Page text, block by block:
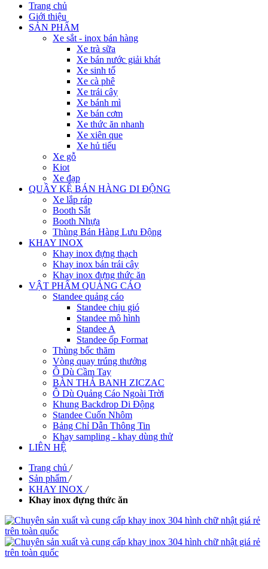
Trang chủ
Giới thiệu
SẢN PHẨM
Xe sắt - inox bán hàng
Xe trà sữa
Xe bán nước giải khát
Xe sinh tố
Xe cà phê
Xe trái cây
Xe bánh mì
Xe bán cơm
Xe thức ăn nhanh
Xe xiên que
Xe hủ tiếu
Xe gỗ
Kiot
Xe đạp
QUẦY KỆ BÁN HÀNG DI ĐỘNG
Xe lắp ráp
Booth Sắt
Booth Nhựa
Thùng Bán Hàng Lưu Động
KHAY INOX
Khay inox đựng thạch
Khay inox bán trái cây
Khay inox đựng thức ăn
VẬT PHẨM QUẢNG CÁO
Standee quảng cáo
Standee chịu gió
Standee mô hình
Standee A
Standee ốp Format
Thùng bốc thăm
Vòng quay trúng thưởng
Ô Dù Cầm Tay
BÀN THẢ BANH ZICZAC
Ô Dù Quảng Cáo Ngoài Trời
Khung Backdrop Di Động
Standee Cuốn Nhôm
Bảng Chỉ Dẫn Thông Tin
Khay sampling - khay dùng thử
LIÊN HỆ
Trang chủ /
Sản phẩm /
KHAY INOX /
Khay inox đựng thức ăn